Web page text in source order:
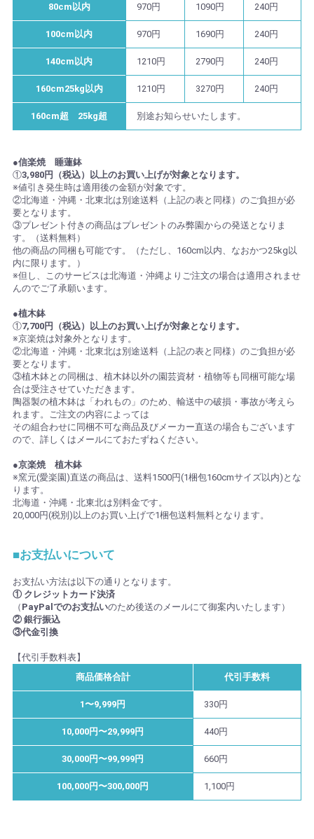
80cm以内 970円 1090円 240円
100cm以内 970円 1690円 240円
140cm以内 1210円 2790円 240円
160cm25kg以内 1210円 3270円 240円
160cm超 25kg超 別途お知らせいたします。
●信楽焼 睡蓮鉢
①3,980円（税込）以上のお買い上げが対象となります。
※値引き発生時は適用後の金額が対象です。
②北海道・沖縄・北東北は別途送料（上記の表と同様）のご負担が必
要となります。
③プレゼント付きの商品はプレゼントのみ弊園からの発送となりま
す。（送料無料）
他の商品の同梱も可能です。（ただし、160cm以内、なおかつ25kg以
内に限ります。）
※但し、このサービスは北海道・沖縄よりご注文の場合は適用されませ
んのでご了承願います。
●植木鉢
①7,700円（税込）以上のお買い上げが対象となります。
※京楽焼は対象外となります。
②北海道・沖縄・北東北は別途送料（上記の表と同様）のご負担が必
要となります。
③植木鉢との同梱は、植木鉢以外の園芸資材・植物等も同梱可能な場
合は受注させていただきます。
陶器製の植木鉢は「われもの」のため、輸送中の破損・事故が考えら
れます。ご注文の内容によっては
その組合わせに同梱不可な商品及びメーカー直送の場合もございます
ので、詳しくはメールにておたずねください。
●京楽焼 植木鉢
※窯元(愛楽園)直送の商品は、送料1500円(1梱包160cmサイズ以内)とな
ります。
北海道・沖縄・北東北は別料金です。
20,000円(税別)以上のお買い上げで1梱包送料無料となります。
■お支払いについて
お支払い方法は以下の通りとなります。
① クレジットカード決済
（ PayPalでのお支払いのため後送のメールにて御案内いたします）
② 銀行振込
③代金引換
【代引手数料表】
商品価格合計
代引手数料
1〜9,999円 330円
10,000円〜29,999円 440円
30,000円〜99,999円 660円
100,000円〜300,000円 1,100円